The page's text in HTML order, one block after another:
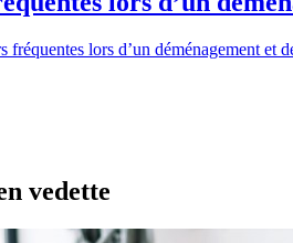
fréquentes lors d’un déménagement et
vedette